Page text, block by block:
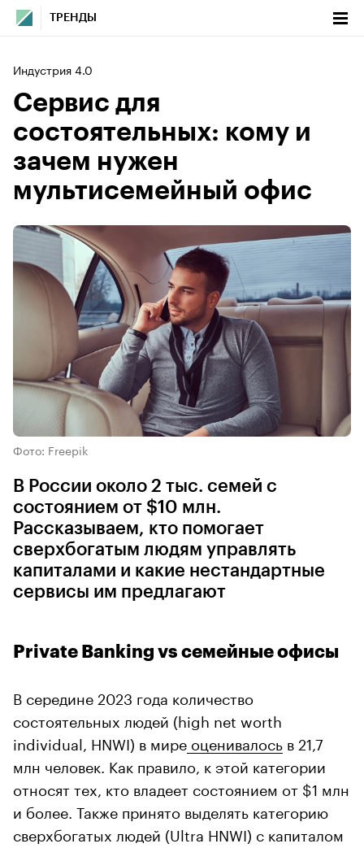
ТРЕНДЫ
Индустрия 4.0
Сервис для
состоятельных: кому и
зачем нужен
мультисемейный офис
Фото: Freepik
В России около 2 тыс. семей с
состоянием от $10 млн.
Рассказываем, кто помогает
сверхбогатым людям управлять
капиталами и какие нестандартные
сервисы им предлагают
Private Banking vs семейные офисы
В середине 2023 года количество
состоятельных людей (high net worth
individual, HNWI) в мире оценивалось в 21,7
млн человек. Как правило, к этой категории
относят тех, кто владеет состоянием от $1 млн
и более. Также принято выделять категорию
сверхбогатых людей (Ultra HNWI) с капиталом